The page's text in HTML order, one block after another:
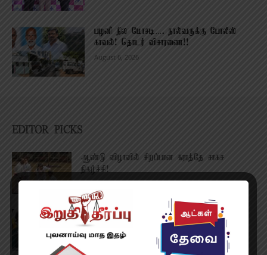
பழனி நில மோசடி…. நால்வருக்கு போலீஸ்
காவல்! தொடர் விசாரணை!!
August 6, 2026
EDITOR PICKS
ஆண்டு விழாவில் சிறப்பான கராத்தே சாகச
நிகழ்ச்சி!
August 7, 2026
வேளாண் பட்ஜெட் என்ன? வாங்க பார்ப்போம்
August 6, 2026